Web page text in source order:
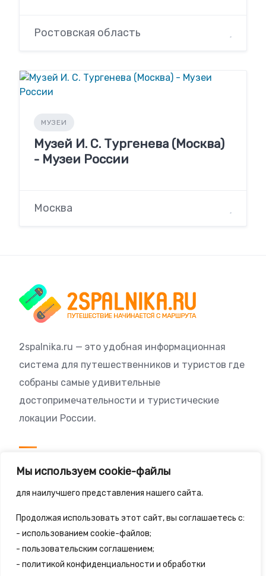
Мы используем cookie-файлы
для наилучшего представления нашего сайта.
Продолжая использовать этот сайт, вы соглашаетесь с:
- использованием cookie-файлов;
- пользовательским соглашением;
- политикой конфиденциальности и обработки
Ростовская область
МУЗЕИ
Музей И. С. Тургенева (Москва)
- Музеи России
Москва
2spalnika.ru — это удобная информационная
система для путешественников и туристов где
собраны самые удивительные
достопримечательности и туристические
локации России.
© 2025 - 2spalnika.ru Все права защищены.